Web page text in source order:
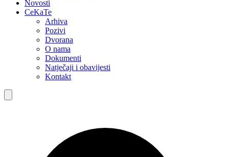
Novosti
CeKaTe
Arhiva
Pozivi
Dvorana
O nama
Dokumenti
Natječaji i obavijesti
Kontakt